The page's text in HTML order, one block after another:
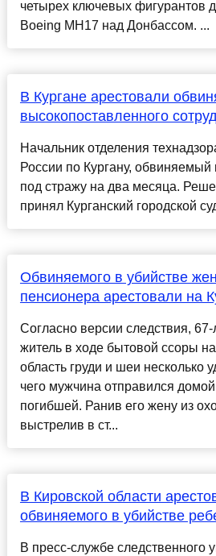
четырех ключевых фигурантов
Boeing MH17 над Донбассом. ...
В Кургане арестовали
высокопоставленного
Начальник отделения
России по Кургану, обвиняемый
под стражу на два месяца.
принял Курганский городской
Обвиняемого в убийстве
пенсионера арестовали на
Согласно версии следствия,
житель в ходе бытовой ссоры
область груди и шеи несколько
чего мужчина отправился
погибшей. Ранив его жену из
выстрелив в ст...
В Кировской области
обвиняемого в убийстве
В пресс-службе